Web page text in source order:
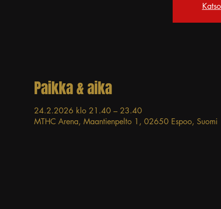
Paikka & aika
24.2.2026 klo 21.40 – 23.40
MTHC Arena, Maantienpelto 1, 02650 Espoo, Suomi